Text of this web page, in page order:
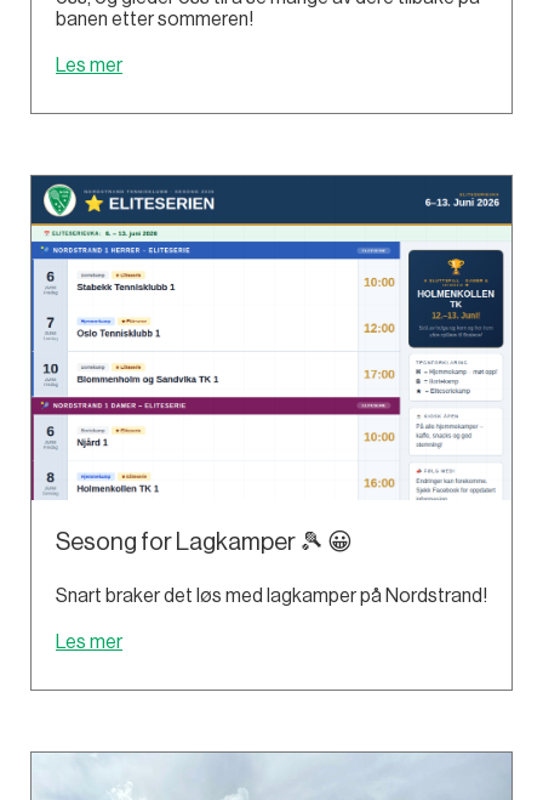
banen etter sommeren!
Les mer
Sesong for Lagkamper 🎾 😀
Snart braker det løs med lagkamper på Nordstrand!
Les mer